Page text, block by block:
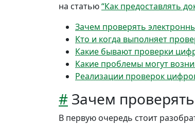
на статью“Как предоставлять
Зачем проверять
Кто и когда выполняет
Какие бывают проверки
Какие проблемы могут
Реализации проверок
# Зачем
В первую очередь стоит